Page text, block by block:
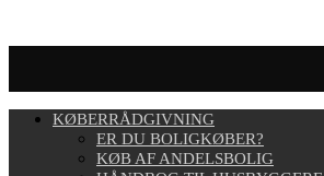
KØBERRÅDGIVNING
ER DU BOLIGKØBER?
KØB AF ANDELSBOLIG